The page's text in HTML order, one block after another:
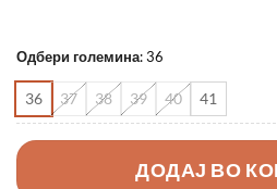
Одбери големина:36
36 37 38 39 40 41
ДОДАЈ ВО